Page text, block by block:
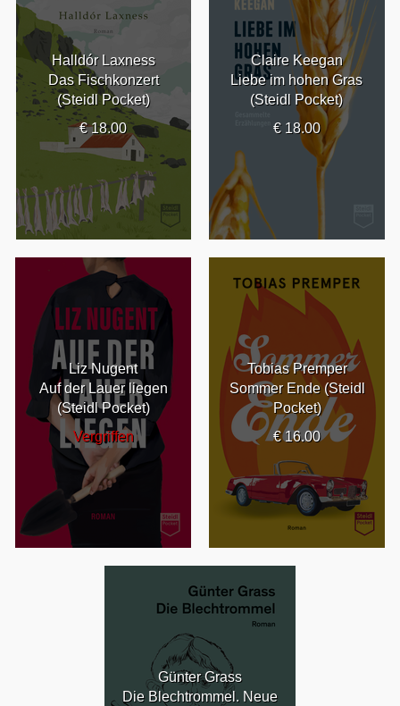
Halldór Laxness
Das Fischkonzert
(Steidl Pocket)
€ 18.00
Claire Keegan
Liebe im hohen Gras
(Steidl Pocket)
€ 18.00
Liz Nugent
Auf der Lauer liegen
(Steidl Pocket)
Vergriffen
Tobias Premper
Sommer Ende (Steidl
Pocket)
€ 16.00
Günter Grass
Die Blechtrommel. Neue